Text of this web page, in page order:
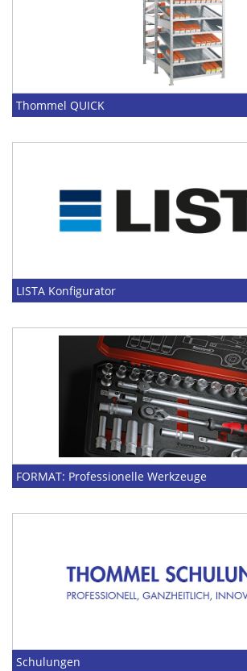
Thommel QUICK
LISTA Konfigurator
FORMAT: Professionelle Werkzeuge
Schulungen